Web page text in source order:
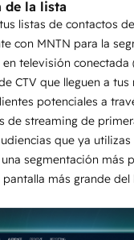
de la lista
listas de contactos
con MNTN para la
televisión conectada
CTV que lleguen a tus
potenciales a
de streaming de
que ya
segmentación más
más grande del